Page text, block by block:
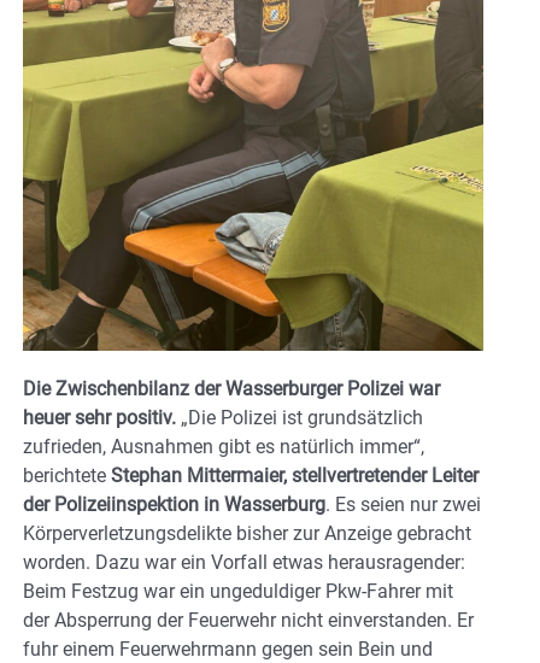
Die Zwischenbilanz der Wasserburger Polizei war
heuer sehr positiv. „Die Polizei ist grundsätzlich
zufrieden, Ausnahmen gibt es natürlich immer“,
berichtete Stephan Mittermaier, stellvertretender Leiter
der Polizeiinspektion in Wasserburg. Es seien nur zwei
Körperverletzungsdelikte bisher zur Anzeige gebracht
worden. Dazu war ein Vorfall etwas herausragender:
Beim Festzug war ein ungeduldiger Pkw-Fahrer mit
der Absperrung der Feuerwehr nicht einverstanden. Er
fuhr einem Feuerwehrmann gegen sein Bein und